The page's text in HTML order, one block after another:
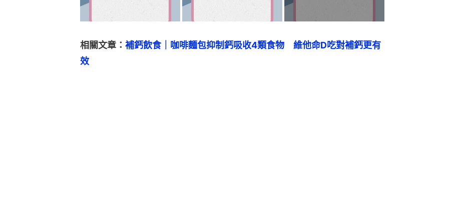
相關文章： 補鈣飲食｜咖啡麵包抑制鈣吸收4類食物　維他命D吃對補鈣更有
效